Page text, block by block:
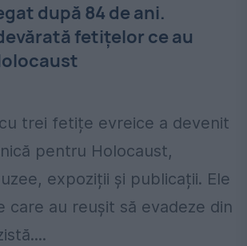
după 84 de ani.
fetițelor ce au
trei fetițe evreice a devenit
pentru Holocaust,
expoziții și publicații. Ele
care au reușit să evadeze din